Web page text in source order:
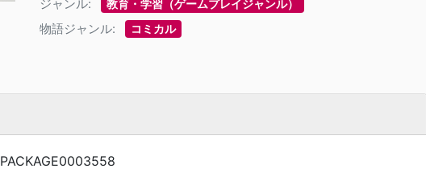
ジャンル: 教育・学習（ゲームプレイジャンル）
物語ジャンル: コミカル
PACKAGE0003558